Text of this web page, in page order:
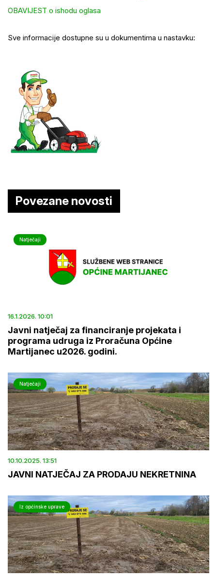
OBAVIJEST o ishodu oglasa
Sve informacije dostupne su u dokumentima u nastavku:
Povezane novosti
Natječaji
16.1.2026. 10:01
Javni natječaj za financiranje projekata i
programa udruga iz Proračuna Općine
Martijanec u2026. godini.
Natječaji
10.10.2025. 13:51
JAVNI NATJEČAJ ZA PRODAJU NEKRETNINA
Iz općinske uprave